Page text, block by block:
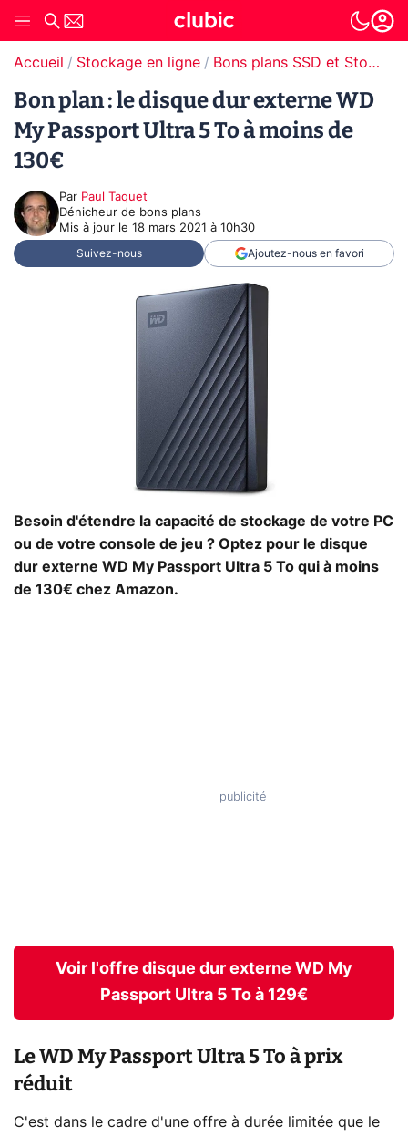
Accueil Stockage en ligne Bons plans SSD et Stockage
Bon plan : le disque dur externe WD
My Passport Ultra 5 To à moins de
130€
Par Paul Taquet
Dénicheur de bons plans
Mis à jour le 18 mars 2021 à 10h30
Suivez-nous Ajoutez-nous en favori
Besoin d'étendre la capacité de stockage de votre PC
ou de votre console de jeu ? Optez pour le disque
dur externe WD My Passport Ultra 5 To qui à moins
de 130€ chez Amazon.
Voir l'offre disque dur externe WD My
Passport Ultra 5 To à 129€
Le WD My Passport Ultra 5 To à prix
réduit
C'est dans le cadre d'une offre à durée limitée que le